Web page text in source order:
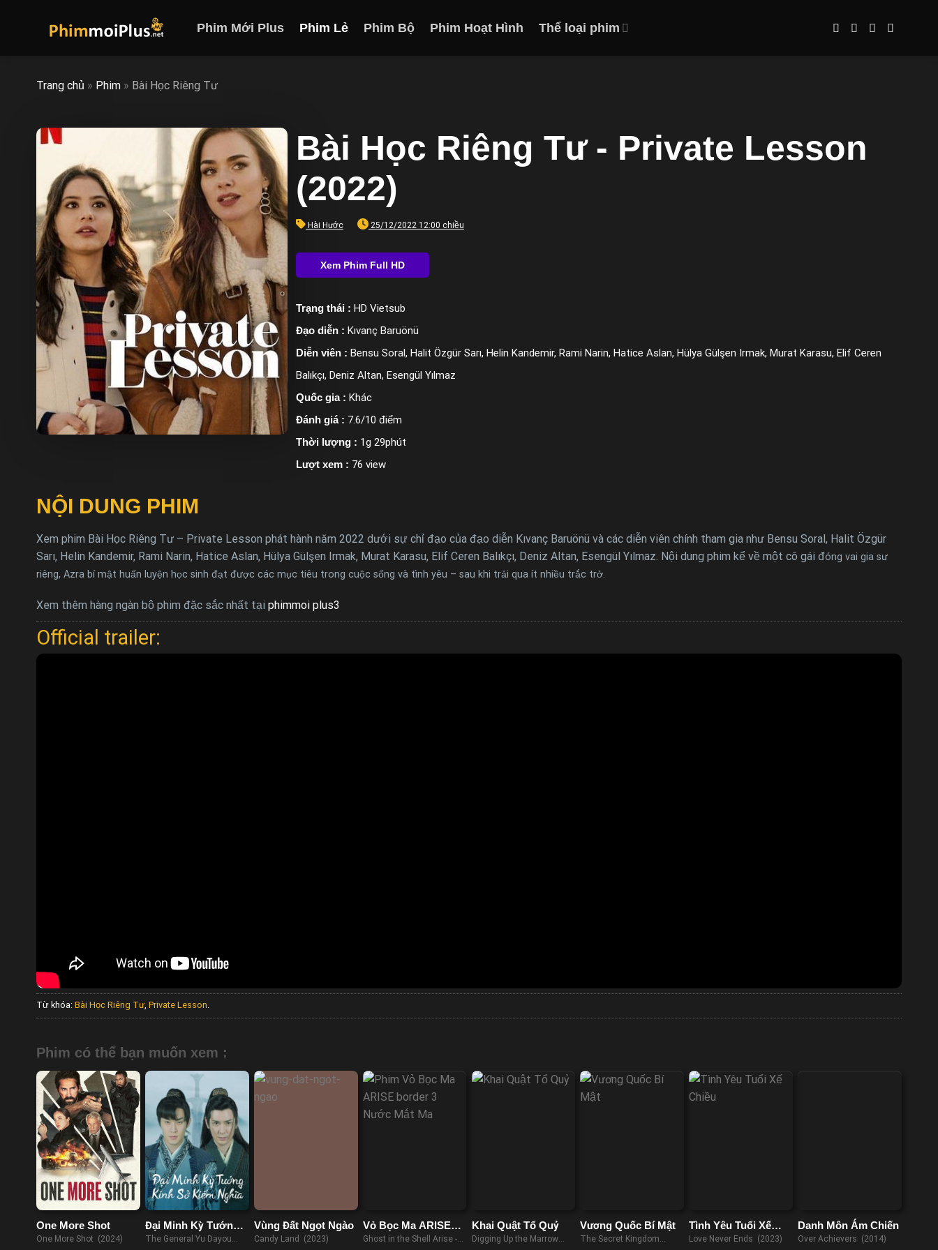
Phim Mới Plus Phim Lẻ Phim Bộ Phim Hoạt Hình Thể loại phim
Trang chủ » Phim » Bài Học Riêng Tư
Bài Học Riêng Tư - Private Lesson
(2022)
Hài Hước 25/12/2022 12:00 chiều
Trạng thái : HD Vietsub
Đạo diễn : Kıvanç Baruönü
Diễn viên : Bensu Soral, Halit Özgür Sarı, Helin Kandemir, Rami Narin, Hatice Aslan, Hülya Gülşen Irmak, Murat Karasu, Elif Ceren
Balıkçı, Deniz Altan, Esengül Yılmaz
Quốc gia : Khác
Đánh giá : 7.6/10 điểm
Thời lượng : 1g 29phút
Lượt xem : 76 view
NỘI DUNG PHIM
Xem phim Bài Học Riêng Tư – Private Lesson phát hành năm 2022 dưới sự chỉ đạo của đạo diễn Kıvanç Baruönü và các diễn viên chính tham gia như Bensu Soral, Halit Özgür
Sarı, Helin Kandemir, Rami Narin, Hatice Aslan, Hülya Gülşen Irmak, Murat Karasu, Elif Ceren Balıkçı, Deniz Altan, Esengül Yılmaz. Nội dung phim kể về một cô gái đóng vai gia sư
riêng, Azra bí mật huấn luyện học sinh đạt được các mục tiêu trong cuộc sống và tình yêu – sau khi trải qua ít nhiều trắc trở.
Xem thêm hàng ngàn bộ phim đặc sắc nhất tại phimmoi plus3
Official trailer:
Từ khóa: Bài Học Riêng Tư Private Lesson
Phim có thể bạn muốn xem :
One More Shot
One More Shot (2024)
Đại Minh Kỳ Tướng:
Kinh Sở Kiếm Nghĩa
The General Yu Dayou
Vùng Đất Ngọt Ngào
Candy Land (2023)
Vỏ Bọc Ma ARISE
border: 3 Nước Mắt
Ghost in the Shell Arise -
Khai Quật Tổ Quỷ
Digging Up the Marrow
Vương Quốc Bí Mật
The Secret Kingdom
Tình Yêu Tuổi Xế
Chiều
Love Never Ends (2023)
Danh Môn Ám Chiến
Over Achievers (2014)